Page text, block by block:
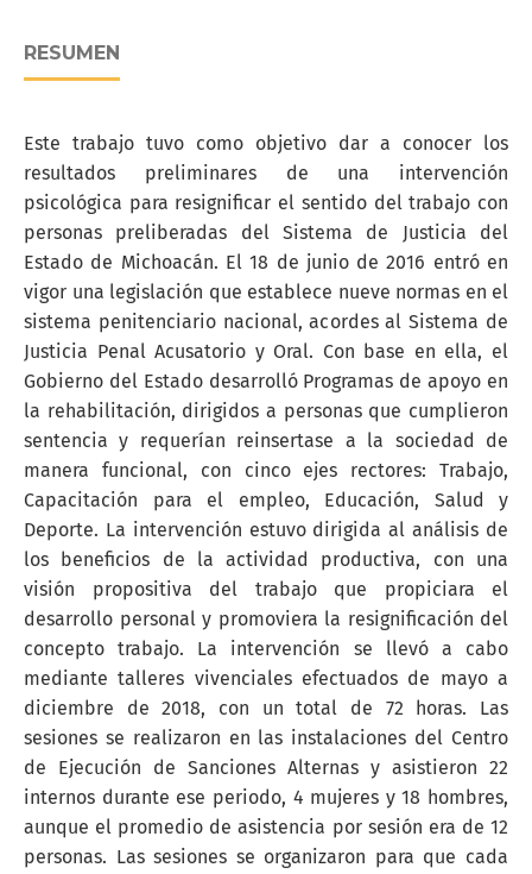
RESUMEN
Este trabajo tuvo como objetivo dar a conocer los
resultados preliminares de una intervención
psicológica para resignificar el sentido del trabajo con
personas preliberadas del Sistema de Justicia del
Estado de Michoacán. El 18 de junio de 2016 entró en
vigor una legislación que establece nueve normas en el
sistema penitenciario nacional, acordes al Sistema de
Justicia Penal Acusatorio y Oral. Con base en ella, el
Gobierno del Estado desarrolló Programas de apoyo en
la rehabilitación, dirigidos a personas que cumplieron
sentencia y requerían reinsertase a la sociedad de
manera funcional, con cinco ejes rectores: Trabajo,
Capacitación para el empleo, Educación, Salud y
Deporte. La intervención estuvo dirigida al análisis de
los beneficios de la actividad productiva, con una
visión propositiva del trabajo que propiciara el
desarrollo personal y promoviera la resignificación del
concepto trabajo. La intervención se llevó a cabo
mediante talleres vivenciales efectuados de mayo a
diciembre de 2018, con un total de 72 horas. Las
sesiones se realizaron en las instalaciones del Centro
de Ejecución de Sanciones Alternas y asistieron 22
internos durante ese periodo, 4 mujeres y 18 hombres,
aunque el promedio de asistencia por sesión era de 12
personas. Las sesiones se organizaron para que cada